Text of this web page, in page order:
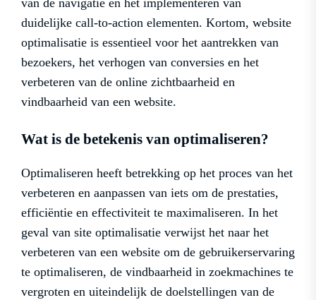
van de navigatie en het implementeren van
duidelijke call-to-action elementen. Kortom, website
optimalisatie is essentieel voor het aantrekken van
bezoekers, het verhogen van conversies en het
verbeteren van de online zichtbaarheid en
vindbaarheid van een website.
Wat is de betekenis van optimaliseren?
Optimaliseren heeft betrekking op het proces van het
verbeteren en aanpassen van iets om de prestaties,
efficiëntie en effectiviteit te maximaliseren. In het
geval van site optimalisatie verwijst het naar het
verbeteren van een website om de gebruikerservaring
te optimaliseren, de vindbaarheid in zoekmachines te
vergroten en uiteindelijk de doelstellingen van de